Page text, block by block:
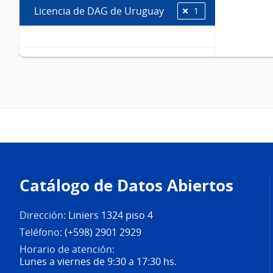
Licencia de DAG de Uruguay 1
página
Catálogo de Datos Abiertos
Dirección: Liniers 1324 piso 4
Teléfono: (+598) 2901 2929
Horario de atención:
Lunes a viernes de 9:30 a 17:30 hs.